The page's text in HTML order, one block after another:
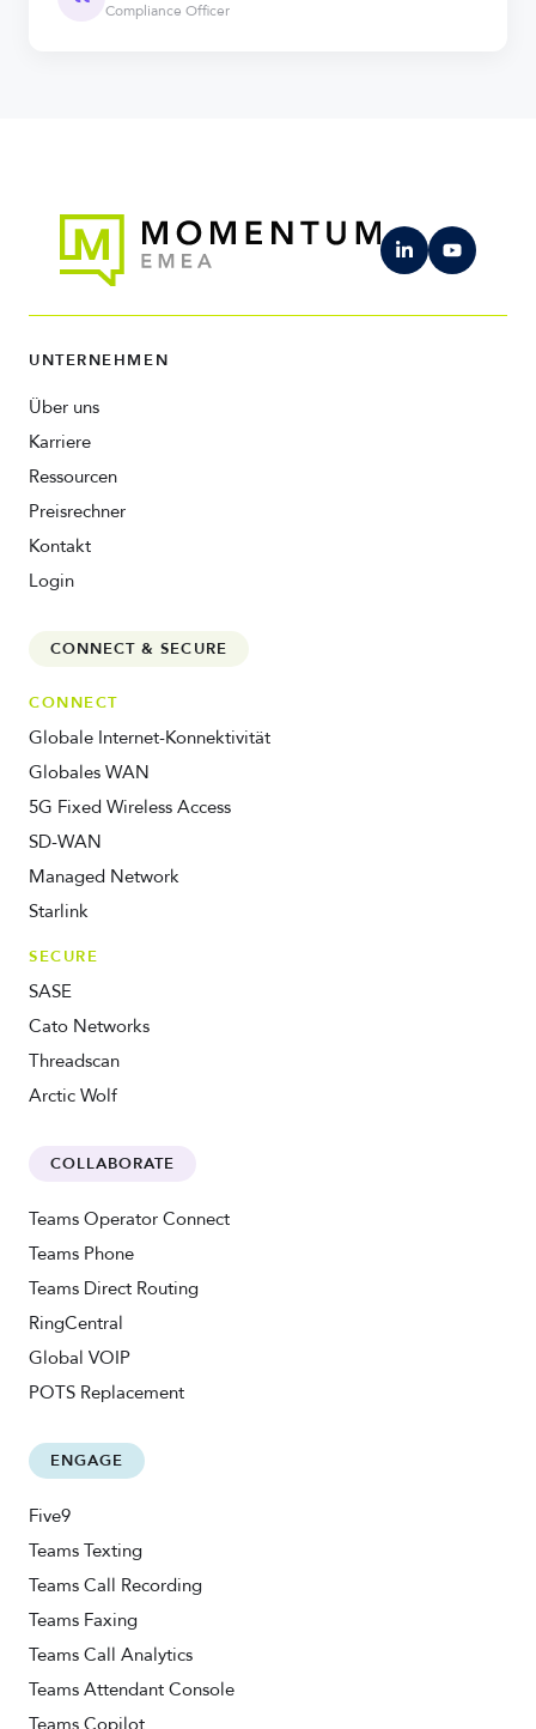
Compliance Officer
UNTERNEHMEN
Über uns
Karriere
Ressourcen
Preisrechner
Kontakt
Login
CONNECT & SECURE
CONNECT
Globale Internet-Konnektivität
Globales WAN
5G Fixed Wireless Access
SD-WAN
Managed Network
Starlink
SECURE
SASE
Cato Networks
Threadscan
Arctic Wolf
COLLABORATE
Teams Operator Connect
Teams Phone
Teams Direct Routing
RingCentral
Global VOIP
POTS Replacement
ENGAGE
Five9
Teams Texting
Teams Call Recording
Teams Faxing
Teams Call Analytics
Teams Attendant Console